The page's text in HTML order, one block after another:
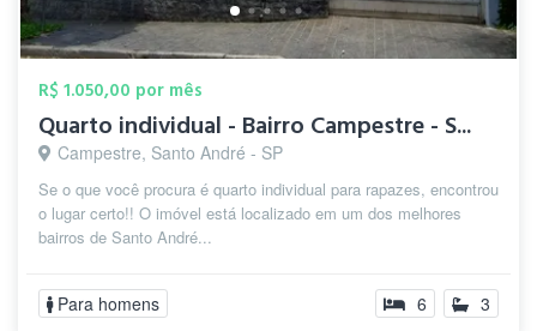
R$ 1.050,00 por mês
Quarto individual - Bairro Campestre - S...
Campestre, Santo André - SP
Se o que você procura é quarto individual para rapazes, encontrou
o lugar certo!! O imóvel está localizado em um dos melhores
bairros de Santo André...
Para homens 6 3